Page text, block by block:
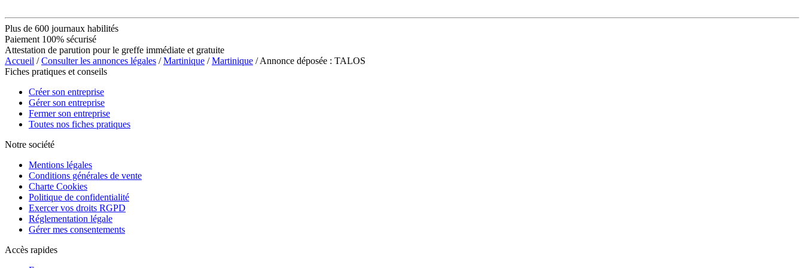
Plus de 600 journaux habilités
Paiement 100% sécurisé
Attestation de parution pour le greffe immédiate et gratuite
Accueil /Consulter les annonces légales /Martinique /Martinique / Annonce déposée : TALOS
Fiches pratiques et conseils
Créer son entreprise
Gérer son entreprise
Fermer son entreprise
Toutes nos fiches pratiques
Notre société
Mentions légales
Conditions générales de vente
Charte Cookies
Politique de confidentialité
Exercer vos droits RGPD
Réglementation légale
Gérer mes consentements
Accès rapides